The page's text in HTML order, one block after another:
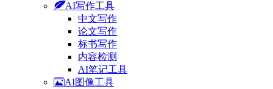
AI写作工具
中文写作
论文写作
标书写作
内容检测
AI笔记工具
AI图像工具